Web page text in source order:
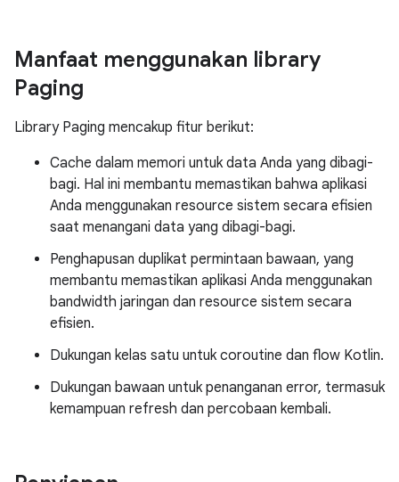
Manfaat menggunakan library
Paging
Library Paging mencakup fitur berikut:
Cache dalam memori untuk data Anda yang dibagi-
bagi. Hal ini membantu memastikan bahwa aplikasi
Anda menggunakan resource sistem secara efisien
saat menangani data yang dibagi-bagi.
Penghapusan duplikat permintaan bawaan, yang
membantu memastikan aplikasi Anda menggunakan
bandwidth jaringan dan resource sistem secara
efisien.
Dukungan kelas satu untuk coroutine dan flow Kotlin.
Dukungan bawaan untuk penanganan error, termasuk
kemampuan refresh dan percobaan kembali.